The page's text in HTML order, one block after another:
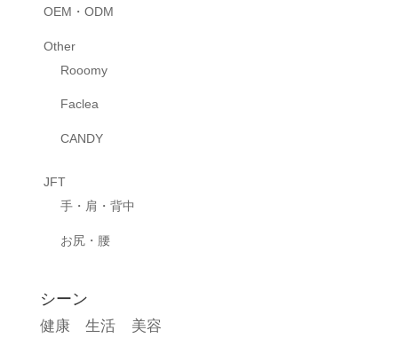
OEM・ODM
Other
Rooomy
Faclea
CANDY
JFT
手・肩・背中
お尻・腰
シーン
健康 生活 美容